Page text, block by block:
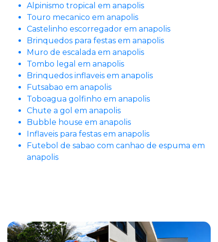
Alpinismo tropical em anapolis
Touro mecanico em anapolis
Castelinho escorregador em anapolis
Brinquedos para festas em anapolis
Muro de escalada em anapolis
Tombo legal em anapolis
Brinquedos inflaveis em anapolis
Futsabao em anapolis
Toboagua golfinho em anapolis
Chute a gol em anapolis
Bubble house em anapolis
Inflaveis para festas em anapolis
Futebol de sabao com canhao de espuma em
anapolis